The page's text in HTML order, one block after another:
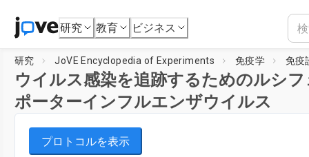
研究 教育 ビジネス
研究 JoVE Encyclopedia of Experiments 免疫学 免疫
ウイルス感染を追跡するためのルシ
ポーターインフルエンザウイルス
JoVE Encyclopedia of Experiments
免疫学
プロトコルを表示